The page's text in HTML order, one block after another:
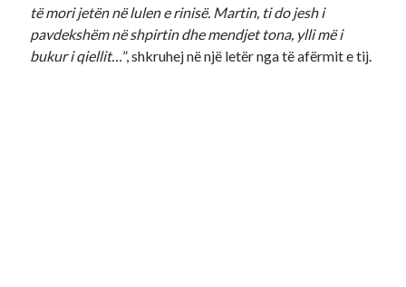
të mori jetën në lulen e rinisë. Martin, ti do jesh i
pavdekshëm në shpirtin dhe mendjet tona, ylli më i
bukur i qiellit…”, shkruhej në një letër nga të afërmit e tij.